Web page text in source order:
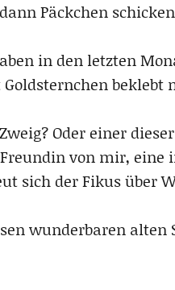
Päckchen
in den letzten
beklebt
Oder einer
von mir, eine
sich der Fikus über
wunderbaren alten